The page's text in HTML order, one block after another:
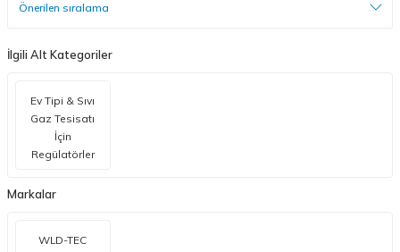
İlgili Alt Kategoriler
Ev Tipi & Sıvı
Gaz Tesisatı
İçin
Regülatörler
Markalar
WLD-TEC